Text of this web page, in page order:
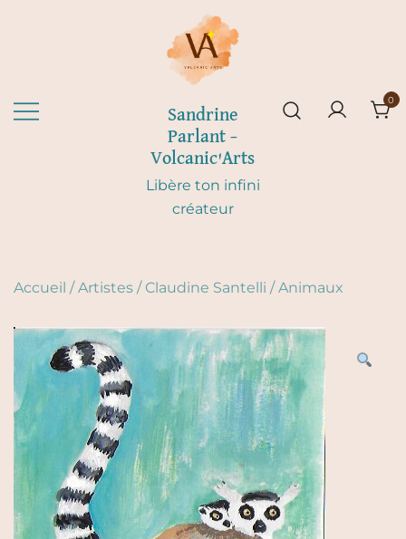
Sandrine
Parlant –
Volcanic'Arts
Libère ton infini
créateur
0
Accueil /Artistes / Claudine Santelli /Animaux